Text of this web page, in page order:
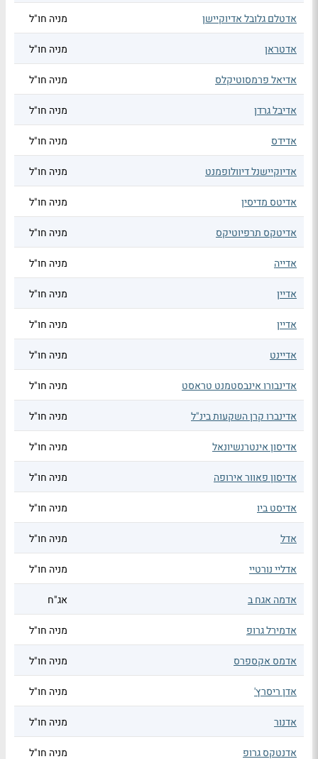
אדטלם גלובל אדיוקיישן מניה חו"ל
אדטראן מניה חו"ל
אדיאל פרמסוטיקלס מניה חו"ל
אדיבל גרדן מניה חו"ל
אדידס מניה חו"ל
אדיוקיישנל דיוולופמנט מניה חו"ל
אדיטס מדיסין מניה חו"ל
אדיטקס תרפיוטיקס מניה חו"ל
אדייה מניה חו"ל
אדיין מניה חו"ל
אדיין מניה חו"ל
אדיינט מניה חו"ל
אדינבורו אינבסטמנט טראסט מניה חו"ל
אדינברו קרן השקעות בינ"ל מניה חו"ל
אדיסון אינטרנשיונאל מניה חו"ל
אדיסון פאוור אירופה מניה חו"ל
אדיסט ביו מניה חו"ל
אדל מניה חו"ל
אדליי נורטיי מניה חו"ל
אדמה אגח ב אג"ח
אדמירל גרופ מניה חו"ל
אדמס אקספרס מניה חו"ל
אדן ריסרץ' מניה חו"ל
אדנור מניה חו"ל
אדנטקס גרופ מניה חו"ל